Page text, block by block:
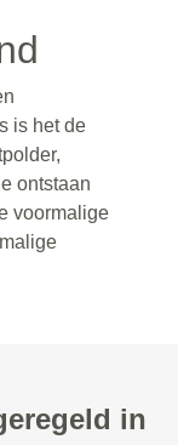
is het de
ontstaan
voormalige
in